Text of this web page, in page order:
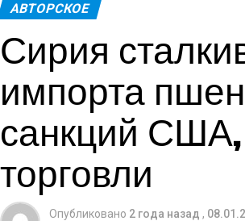
«Помимо возможного
в первую очередь
заявлении ведомства.
Сотрудники таможни не
об ингредиентах или
Женщина, не подвергшаяся
возможных обвинений в
таможни.
АВТОРСКОЕ
Сирия
импорта
санкций
торговли
Опубликовано 2 года назад ,